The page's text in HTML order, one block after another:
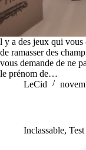
l y a des jeux qui vous
de ramasser des
vous demande de ne
le prénom de…
LeCid
Inclassable, Test